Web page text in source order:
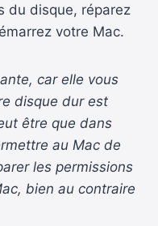
du disque, réparez
votre Mac.
car elle vous
disque dur est
être que dans
au Mac de
les permissions
bien au contraire